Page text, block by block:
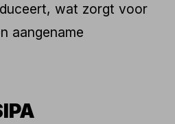
wat zorgt voor
aangename